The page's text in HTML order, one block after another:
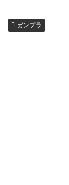
ガンプラ